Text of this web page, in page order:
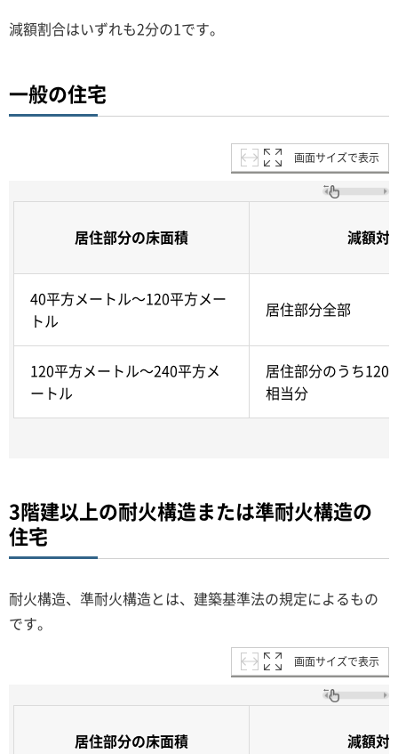
減額割合はいずれも2分の1です。
一般の住宅
画面サイズで表示
居住部分の床面積 減額対
40平方メートル～120平方メー
トル
居住部分全部
120平方メートル～240平方メ
ートル
居住部分のうち120
相当分
3階建以上の耐火構造または準耐火構造の
住宅
耐火構造、準耐火構造とは、建築基準法の規定によるもの
です。
画面サイズで表示
居住部分の床面積 減額対